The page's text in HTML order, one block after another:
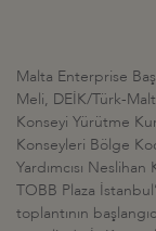
Malta Enterprise
Meli, DEİK/Türk-
Konseyi Yürütme
Konseyleri Bölge
Yardımcısı
TOBB Plaza
toplantının